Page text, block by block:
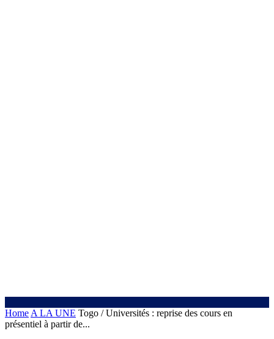
Home A LA UNE Togo / Universités : reprise des cours en
présentiel à partir de...